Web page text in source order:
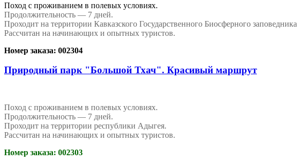
Поход с проживанием в полевых условиях.
Продолжительность — 7 дней.
Проходит на территории Кавказского Государственного Биосферного заповедника
Рассчитан на начинающих и опытных туристов.
Номер заказа: 002304
Природный парк "Большой Тхач". Красивый маршрут
Поход с проживанием в полевых условиях.
Продолжительность — 7 дней.
Проходит на территории республики Адыгея.
Рассчитан на начинающих и опытных туристов.
Номер заказа: 002303